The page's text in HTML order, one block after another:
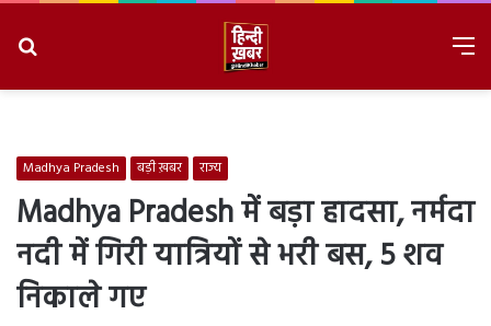
Madhya Pradesh बड़ी ख़बर राज्य
Madhya Pradesh में बड़ा हादसा, नर्मदा
नदी में गिरी यात्रियों से भरी बस, 5 शव
निकाले गए